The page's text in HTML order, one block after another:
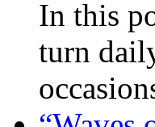
In this
turn